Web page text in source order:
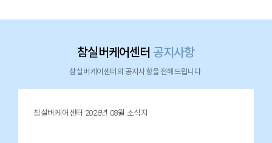
참실버케어센터 공지사항
참실버케어센터의 공지사항을 전해드립니다.
참실버케어센터 2026년 08월 소식지